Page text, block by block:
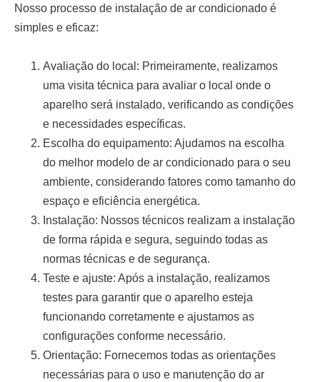
Nosso processo de instalação de ar condicionado é
simples e eficaz:
Avaliação do local: Primeiramente, realizamos
uma visita técnica para avaliar o local onde o
aparelho será instalado, verificando as condições
e necessidades específicas.
Escolha do equipamento: Ajudamos na escolha
do melhor modelo de ar condicionado para o seu
ambiente, considerando fatores como tamanho do
espaço e eficiência energética.
Instalação: Nossos técnicos realizam a instalação
de forma rápida e segura, seguindo todas as
normas técnicas e de segurança.
Teste e ajuste: Após a instalação, realizamos
testes para garantir que o aparelho esteja
funcionando corretamente e ajustamos as
configurações conforme necessário.
Orientação: Fornecemos todas as orientações
necessárias para o uso e manutenção do ar